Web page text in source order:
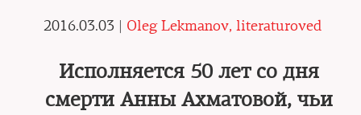
2016.03.03 | Oleg Lekmanov, literaturoved
Исполняется 50 лет со дня
смерти Анны Ахматовой, чьи